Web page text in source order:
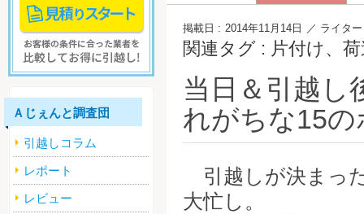
掲載日 : 2014年11月14日 ／ ライタ
関連タグ : 片付け、
当日＆引越し
れがちな15
引越しが決まっ
大忙し。
Ａじぇんと調査団
引越しコラム
レポート
レビュー